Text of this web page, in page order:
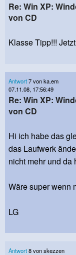
Re: Win XP:
von CD
Klasse Tipp!!!
Antwort7 von ka.em
07.11.08, 17:56:49
Re: Win XP:
von CD
Hi ich habe das
das Laufwerk
nicht mehr und da
Wäre super wenn
LG
Antwort8 von skezzen